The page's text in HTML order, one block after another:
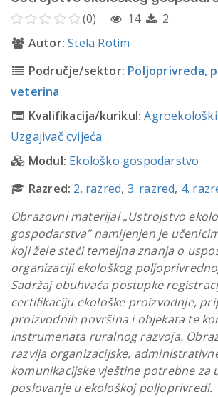
(0) 14
2
Autor: Stela Rotim
Područje/sektor: Poljoprivreda,
veterina
Kvalifikacija/kurikul:
Uzgajivač cvijeća
Modul: Ekološko gospodarstvo
Razred: 2. razred, 3. razred, 4.
Obrazovni materijal „Ustrojstvo
gospodarstva” namijenjen je
koji žele steći temeljna znanja o
organizaciji ekološkog
Sadržaj obuhvaća postupke
certifikaciju ekološke proizvodnje,
proizvodnih površina i objekata te
instrumenata ruralnog razvoja.
razvija organizacijske,
komunikacijske vještine potrebne za
poslovanje u ekološkoj poljoprivredi.